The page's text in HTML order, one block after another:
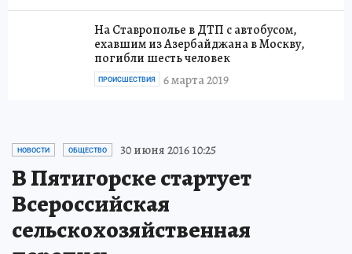
На Ставрополье в ДТП с автобусом,
ехавшим из Азербайджана в Москву,
погибли шесть человек
6 марта 2019
ПРОИСШЕСТВИЯ
НОВОСТИ ОБЩЕСТВО 30 июня 2016 10:25
В Пятигорске стартует
Всероссийская
сельскохозяйственная